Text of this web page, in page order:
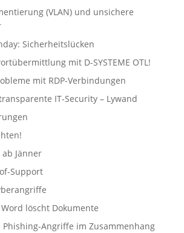
(VLAN) und unsichere
Sicherheitslücken
mit D-SYSTEME OTL!
mit RDP-Verbindungen
IT-Security – Lywand
Jänner
Support
löscht Dokumente
Phishing-Angriffe im Zusammenhang